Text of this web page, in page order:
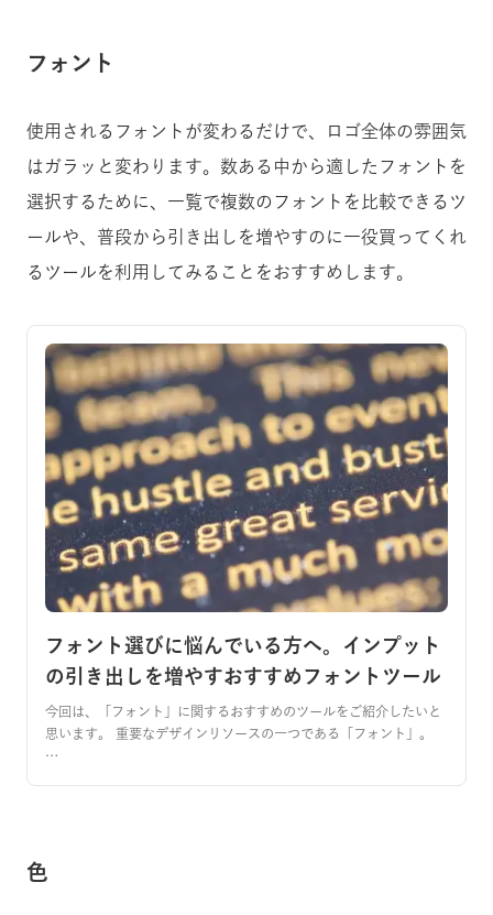
フォント
使用されるフォントが変わるだけで、ロゴ全体の雰囲気
はガラッと変わります。数ある中から適したフォントを
選択するために、一覧で複数のフォントを比較できるツ
ールや、普段から引き出しを増やすのに一役買ってくれ
るツールを利用してみることをおすすめします。
フォント選びに悩んでいる方へ。インプット
の引き出しを増やすおすすめフォントツール
今回は、「フォント」に関するおすすめのツールをご紹介したいと
思います。 重要なデザインリソースの一つである「フォント」。
…
色